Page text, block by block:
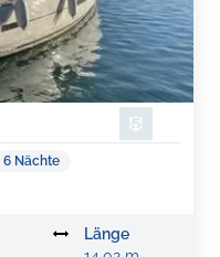
6 Nächte
Länge